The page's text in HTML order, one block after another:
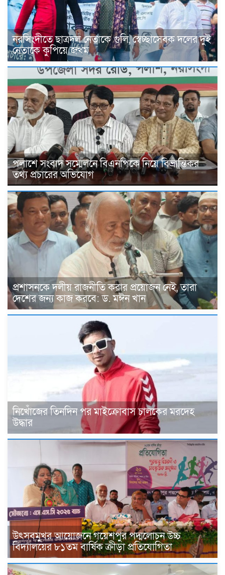
নরসিংদীতে ছাত্রদল নেতাকে গুলি, স্বেচ্ছাসেবক দলের দুই
নেতাকে কুপিয়ে জখম
পলাশে সংবাদ সম্মেলনে বিএনপিকে নিয়ে বিভ্রান্তিকর
তথ্য প্রচারের অভিযোগ
প্রশাসনকে দলীয় রাজনীতি করার প্রয়োজন নেই, তারা
দেশের জন্য কাজ করবে: ড. মঈন খান
নিখোঁজের তিনদিন পর মাইক্রোবাস চালকের মরদেহ
উদ্ধার
উৎসবমুখর আয়োজনে গয়েশপুর পদ্মলোচন উচ্চ
বিদ্যালয়ের ৮১তম বার্ষিক ক্রীড়া প্রতিযোগিতা